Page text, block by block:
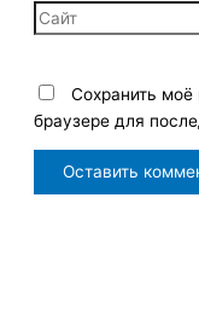
Сайт
Сохранить моё
браузере для